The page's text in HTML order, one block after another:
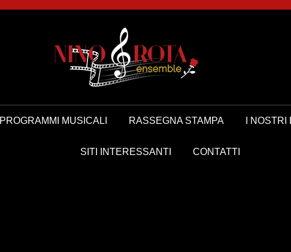
PROGRAMMI MUSICALI RASSEGNA STAMPA I NOSTRI
SITI INTERESSANTI CONTATTI